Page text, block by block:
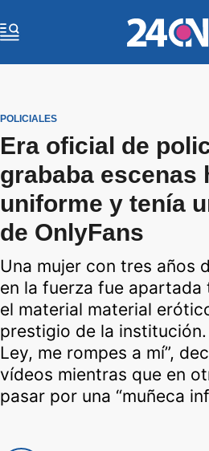
POLICIALES
Era oficial de
grababa escenas
uniforme y tenía
de OnlyFans
Una mujer con tres años
en la fuerza fue
el material material
prestigio de la institución.
Ley, me rompes a mí”,
vídeos mientras que en
pasar por una “muñeca